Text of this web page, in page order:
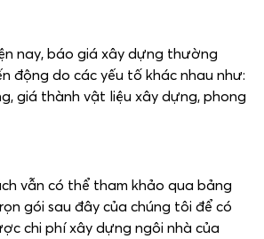
nay, báo giá xây dựng thường
động do các yếu tố khác nhau như:
giá thành vật liệu xây dựng, phong
vẫn có thể tham khảo qua bảng
gói sau đây của chúng tôi để có
chi phí xây dựng ngôi nhà của